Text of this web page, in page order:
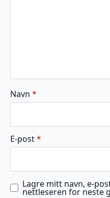
Navn *
E-post*
Lagre mitt navn, e-
nettleseren for neste